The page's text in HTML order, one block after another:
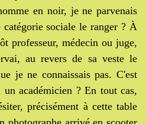
en noir, je ne parvenais
sociale le ranger ? À
professeur, médecin ou juge,
au revers de sa veste le
je ne connaissais pas. C'est
académicien ? En tout cas,
précisément à cette table